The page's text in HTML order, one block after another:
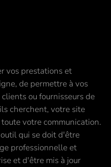
vos prestations et
de permettre à vos
ou fournisseurs de
cherchent, votre site
votre communication.
qui se doit d'être
professionnelle et
et d'être mis à jour